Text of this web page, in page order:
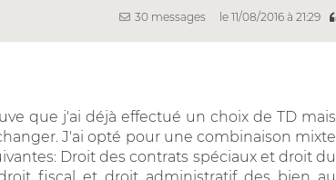
30 messages le 11/08/2016 à 21:29
que j'ai déjà effectué un choix de TD mais
J'ai opté pour une combinaison mixte
Droit des contrats spéciaux et droit du